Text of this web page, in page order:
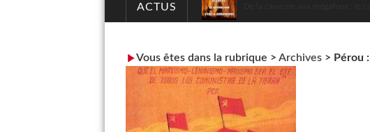
ACTUS
Vous êtes dans la rubrique > Archives> Pérou